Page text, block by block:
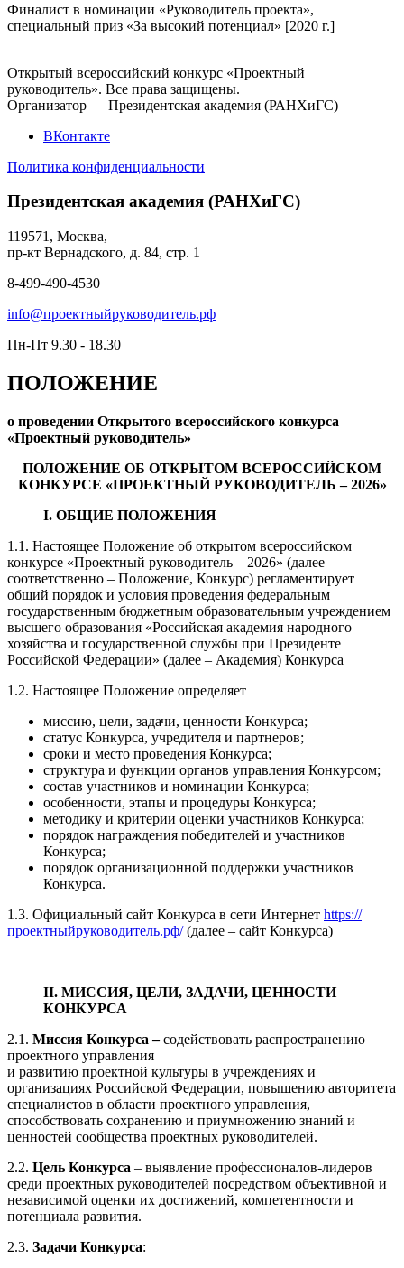
Финалист в номинации «Руководитель проекта»,
специальный приз «За высокий потенциал» [2020 г.]
Открытый всероссийский конкурс «Проектный
руководитель». Все права защищены.
Организатор — Президентская академия (РАНХиГС)
ВКонтакте
Политика конфиденциальности
Президентская академия (РАНХиГС)
119571, Москва,
пр-кт Вернадского, д. 84, стр. 1
8-499-490-4530
info@проектныйруководитель.рф
Пн-Пт 9.30 - 18.30
ПОЛОЖЕНИЕ
о проведении Открытого всероссийского конкурса
«Проектный руководитель»
ПОЛОЖЕНИЕ ОБ ОТКРЫТОМ ВСЕРОССИЙСКОМ
КОНКУРСЕ «ПРОЕКТНЫЙ РУКОВОДИТЕЛЬ – 2026»
I. ОБЩИЕ ПОЛОЖЕНИЯ
1.1. Настоящее Положение об открытом всероссийском
конкурсе «Проектный руководитель – 2026» (далее
соответственно – Положение, Конкурс) регламентирует
общий порядок и условия проведения федеральным
государственным бюджетным образовательным учреждением
высшего образования «Российская академия народного
хозяйства и государственной службы при Президенте
Российской Федерации» (далее – Академия) Конкурса
1.2. Настоящее Положение определяет
миссию, цели, задачи, ценности Конкурса;
статус Конкурса, учредителя и партнеров;
сроки и место проведения Конкурса;
структура и функции органов управления Конкурсом;
состав участников и номинации Конкурса;
особенности, этапы и процедуры Конкурса;
методику и критерии оценки участников Конкурса;
порядок награждения победителей и участников
Конкурса;
порядок организационной поддержки участников
Конкурса.
1.3. Официальный сайт Конкурса в сети Интернет https://
проектныйруководитель.рф/(далее – сайт Конкурса)
II. МИССИЯ, ЦЕЛИ, ЗАДАЧИ, ЦЕННОСТИ
КОНКУРСА
2.1. Миссия Конкурса –содействовать распространению
проектного управления
и развитию проектной культуры в учреждениях и
организациях Российской Федерации, повышению авторитета
специалистов в области проектного управления,
способствовать сохранению и приумножению знаний и
ценностей сообщества проектных руководителей.
2.2. Цель Конкурса – выявление профессионалов-лидеров
среди проектных руководителей посредством объективной и
независимой оценки их достижений, компетентности и
потенциала развития.
2.3. Задачи Конкурса: